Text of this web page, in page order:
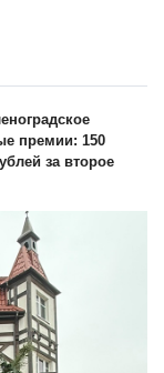
премии: 150
за второе